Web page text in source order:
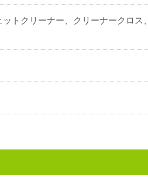
トクリーナー、クリーナークロス、